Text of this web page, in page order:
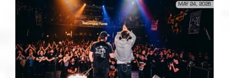
MAY 24, 2026